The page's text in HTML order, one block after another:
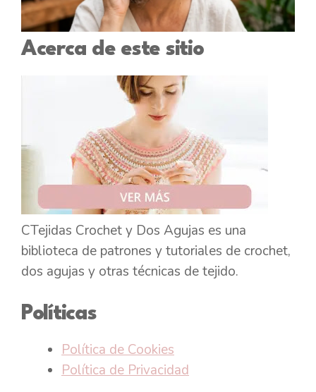
Acerca de este sitio
CTejidas Crochet y Dos Agujas es una
biblioteca de patrones y tutoriales de crochet,
dos agujas y otras técnicas de tejido.
Políticas
Política de Cookies
Política de Privacidad